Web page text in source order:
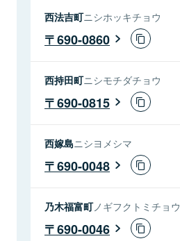
西法吉町ニシホッキチョウ
690-0860
西持田町ニシモチダチョウ
690-0815
西嫁島ニシヨメシマ
690-0048
乃木福富町ノギフクトミチョウ
690-0046